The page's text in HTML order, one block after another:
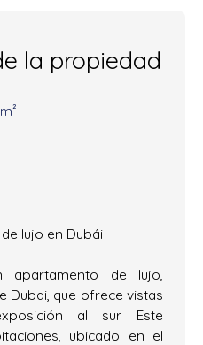
la propiedad
m²
lujo en Dubái
apartamento de lujo,
Dubai, que ofrece vistas
al sur. Este
ubicado en el